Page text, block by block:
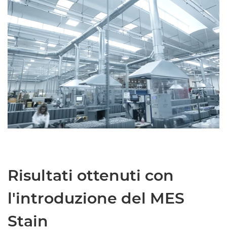
Risultati ottenuti con
l'introduzione del MES
Stain